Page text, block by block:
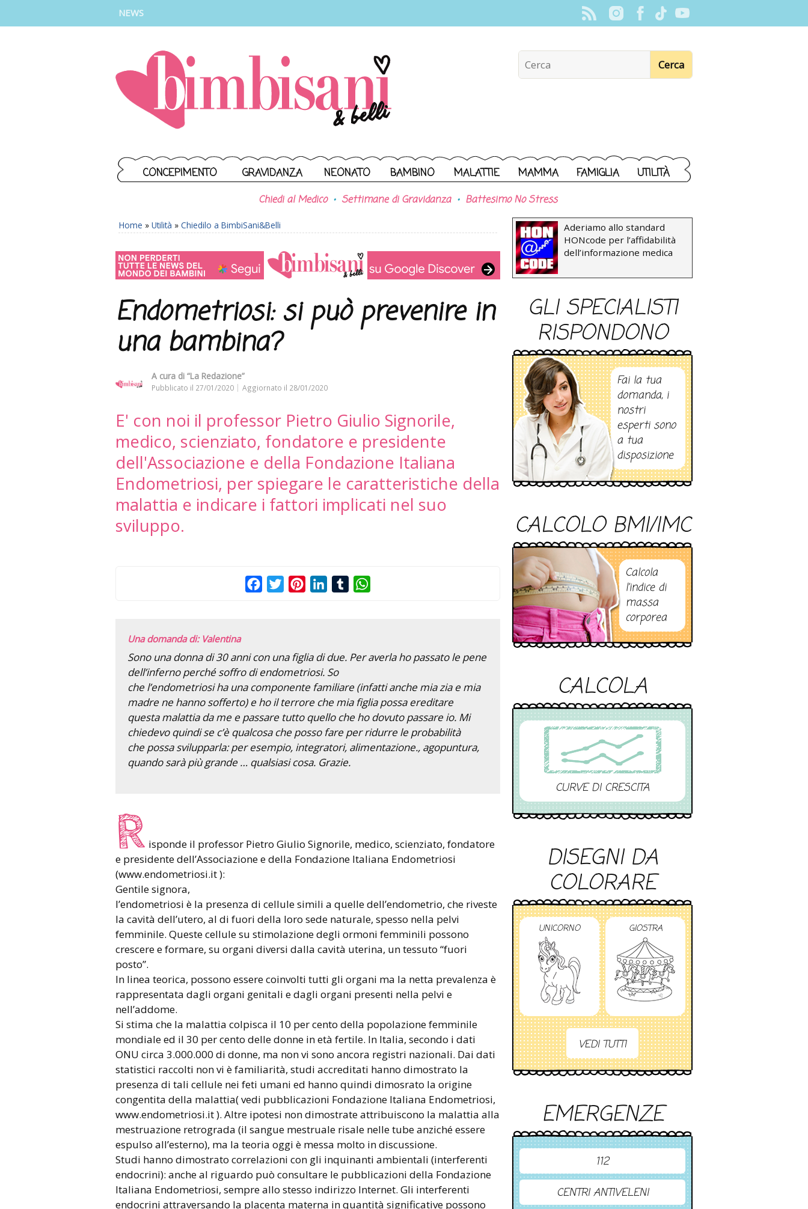
NEWS
CONCEPIMENTO GRAVIDANZA NEONATO BAMBINO MALATTIE MAMMA FAMIGLIA UTILITÀ
Chiedi al Medico Settimane di Gravidanza Battesimo No Stress
Home » Utilità » Chiedilo a BimbiSani&Belli
Endometriosi: si può prevenire in
una bambina?
A cura di “La Redazione”
Pubblicato il 27/01/2020 Aggiornato il 28/01/2020
E' con noi il professor Pietro Giulio Signorile,
medico, scienziato, fondatore e presidente
dell'Associazione e della Fondazione Italiana
Endometriosi, per spiegare le caratteristiche della
malattia e indicare i fattori implicati nel suo
sviluppo.
FacebookTwitterPinterestLinkedInTumblr
Una domanda di: Valentina
Sono una donna di 30 anni con una figlia di due. Per averla ho passato le pene
dell’inferno perché soffro di endometriosi. So
che l’endometriosi ha una componente familiare (infatti anche mia zia e mia
madre ne hanno sofferto) e ho il terrore che mia figlia possa ereditare
questa malattia da me e passare tutto quello che ho dovuto passare io. Mi
chiedevo quindi se c’è qualcosa che posso fare per ridurre le probabilità
che possa svilupparla: per esempio, integratori, alimentazione., agopuntura,
quando sarà più grande … qualsiasi cosa. Grazie.
R isponde il professor Pietro Giulio Signorile, medico, scienziato, fondatore
e presidente dell’Associazione e della Fondazione Italiana Endometriosi
(www.endometriosi.it ):
Gentile signora,
l’endometriosi è la presenza di cellule simili a quelle dell’endometrio, che riveste
la cavità dell’utero, al di fuori della loro sede naturale, spesso nella pelvi
femminile. Queste cellule su stimolazione degli ormoni femminili possono
crescere e formare, su organi diversi dalla cavità uterina, un tessuto “fuori
posto”.
In linea teorica, possono essere coinvolti tutti gli organi ma la netta prevalenza è
rappresentata dagli organi genitali e dagli organi presenti nella pelvi e
nell’addome.
Si stima che la malattia colpisca il 10 per cento della popolazione femminile
mondiale ed il 30 per cento delle donne in età fertile. In Italia, secondo i dati
ONU circa 3.000.000 di donne, ma non vi sono ancora registri nazionali. Dai dati
statistici raccolti non vi è familiarità, studi accreditati hanno dimostrato la
presenza di tali cellule nei feti umani ed hanno quindi dimosrato la origine
congentita della malattia( vedi pubblicazioni Fondazione Italiana Endometriosi,
www.endometriosi.it ). Altre ipotesi non dimostrate attribuiscono la malattia alla
mestruazione retrograda (il sangue mestruale risale nelle tube anziché essere
espulso all’esterno), ma la teoria oggi è messa molto in discussione.
Studi hanno dimostrato correlazioni con gli inquinanti ambientali (interferenti
endocrini): anche al riguardo può consultare le pubblicazioni della Fondazione
Italiana Endometriosi, sempre allo stesso indirizzo Internet. Gli interferenti
endocrini attraversando la placenta materna in quantità significative possono
Aderiamo allo standard
HONcode per l’affidabilità
dell’informazione medica
GLI SPECIALISTI
RISPONDONO
Fai la tua
domanda, i
nostri
esperti sono
a tua
disposizione
CALCOLO BMI/IMC
Calcola
l’indice di
massa
corporea
CALCOLA
CURVE DI CRESCITA
DISEGNI DA
COLORARE
UNICORNO GIOSTRA
VEDI TUTTI
EMERGENZE
112
CENTRI ANTIVELENI